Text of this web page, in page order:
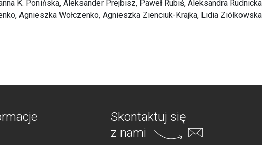
K. Ponińska, Aleksander Prejbisz, Paweł Rubiś, Aleksandra
Agnieszka Wołczenko, Agnieszka Zienciuk-Krajka, Lidia
Skontaktuj się
z nami